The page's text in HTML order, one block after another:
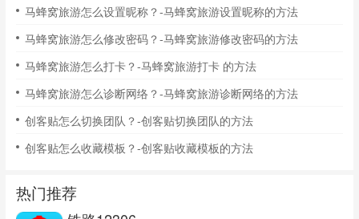
马蜂窝旅游怎么设置昵称？-马蜂窝旅游设置昵称的方法
马蜂窝旅游怎么修改密码？-马蜂窝旅游修改密码的方法
马蜂窝旅游怎么打卡？-马蜂窝旅游打卡 的方法
马蜂窝旅游怎么诊断网络？-马蜂窝旅游诊断网络的方法
创客贴怎么切换团队？-创客贴切换团队的方法
创客贴怎么收藏模板？-创客贴收藏模板的方法
热门推荐